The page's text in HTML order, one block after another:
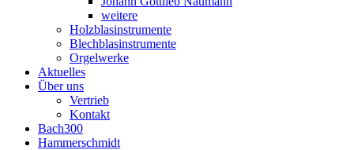
weitere
Holzblasinstrumente
Blechblasinstrumente
Orgelwerke
Aktuelles
Über uns
Vertrieb
Kontakt
Bach300
Hammerschmidt